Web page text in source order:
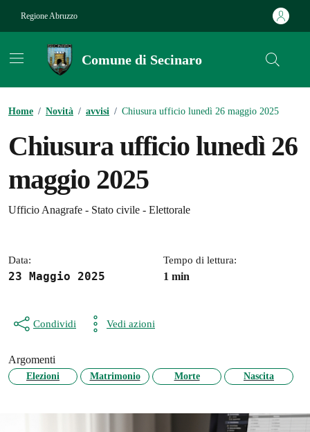
Regione Abruzzo
Comune di Secinaro
Home / Novità / avvisi / Chiusura ufficio lunedì 26 maggio 2025
Chiusura ufficio lunedì 26
maggio 2025
Dettagli della notizia
Ufficio Anagrafe - Stato civile - Elettorale
Data:
23 Maggio 2025
Tempo di lettura:
1 min
Condividi Vedi azioni
Argomenti
Elezioni Matrimonio Morte Nascita